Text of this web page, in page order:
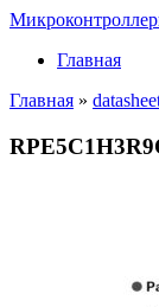
Главная
Главная »